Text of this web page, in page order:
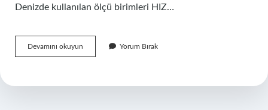
Denizde kullanılan ölçü birimleri HIZ…
Devamını okuyun
Derece
Yorum Bırak